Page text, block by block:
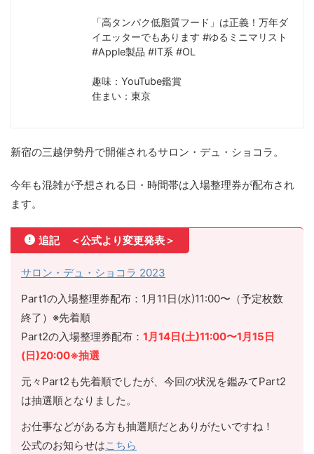
「高タンパク低脂質フード」は正義！万年ダ
イエッターでもあります #ゆるミニマリスト
#Apple製品 #IT系 #OL
趣味：YouTube鑑賞
住まい：東京
新宿の三越伊勢丹で開催されるサロン・デュ・ショコラ。
今年も混雑が予想される日・時間帯は入場整理券が配布され
ます。
追記 ＜公式より変更発表＞
サロン・デュ・ショコラ 2023
Part1の入場整理券配布：1月11日(水)11:00〜（予定枚数
終了）※先着順
Part2の入場整理券配布： 1月14日(土)11:00〜1月15日
(日)20:00※抽選
元々Part2も先着順でしたが、今回の状況を鑑みてPart2
は抽選順となりました。
お仕事などがある方も抽選順だとありがたいですね！
公式のお知らせはこちら